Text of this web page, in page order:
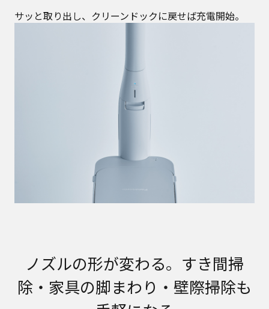
サッと取り出し、クリーンドックに戻せば充電開始。
ノズルの形が変わる。すき間掃
除・家具の脚まわり・壁際掃除も